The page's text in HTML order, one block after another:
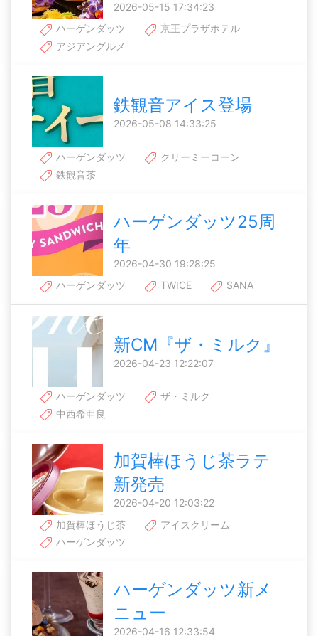
2026-05-15 17:34:23
ハーゲンダッツ
京王プラザホテル
アジアングルメ
鉄観音アイス登場
2026-05-08 14:33:25
ハーゲンダッツ
クリーミーコーン
鉄観音茶
ハーゲンダッツ25周
年
2026-04-30 19:28:25
ハーゲンダッツ
TWICE SANA
新CM『ザ・ミルク』
2026-04-23 12:22:07
ハーゲンダッツ
ザ・ミルク
中西希亜良
加賀棒ほうじ茶ラテ
新発売
2026-04-20 12:03:22
加賀棒ほうじ茶
アイスクリーム
ハーゲンダッツ
ハーゲンダッツ新メ
ニュー
2026-04-16 12:33:54